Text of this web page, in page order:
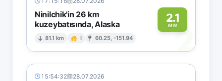
Ninilchik'in 26 km
kuzeybatısında, Alaska
81.1 km I 60.25, -151.94
2.1
MW2
15:54:32 28.07.2026